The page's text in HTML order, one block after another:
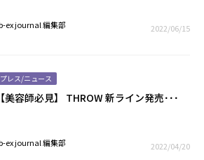
ex journal 編集部 2022/06/15
プレス/ニュース
【美容師必見】 THROW 新ライン発売･･･
ex journal 編集部 2022/04/20